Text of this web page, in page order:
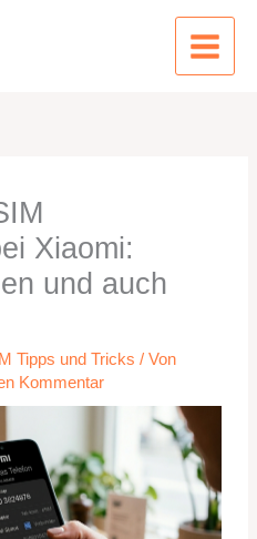
Xiaomi:
und auch
Tipps und Tricks / Von
Kommentar